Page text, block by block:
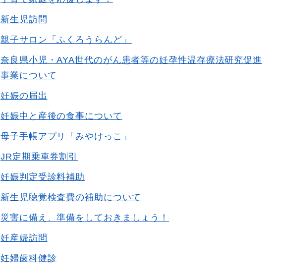
新生児訪問
親子サロン「ふくろうらんど」
奈良県小児・AYA世代のがん患者等の妊孕性温存療法研究促進
事業について
妊娠の届出
妊娠中と産後の食事について
母子手帳アプリ「みやけっこ」
JR定期乗車券割引
妊娠判定受診料補助
新生児聴覚検査費の補助について
災害に備え、準備をしておきましょう！
妊産婦訪問
妊婦歯科健診